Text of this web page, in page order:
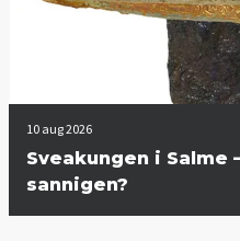
10 aug 2026
Sveakungen i Salme
sannigen?